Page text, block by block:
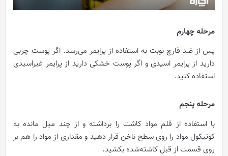
مرحله چهارم
پس از ضد قارچ نوبت به استفاده از پرایمر می‌رسد. اگر پوست چربی
دارید از پرایمر اسیدی و اگر پوست خشکی دارید از پرایمر غیراسیدی
استفاده کنید.
مرحله پنجم
با استفاده از قلم مواد کاشت را برداشته و از چند میل مانده به
کوتیکول مواد را روی سطح ناخن قرار دهید و مقداری از مواد را هم بر
روی قسمت از قبل کاشته‌شده بکشید.